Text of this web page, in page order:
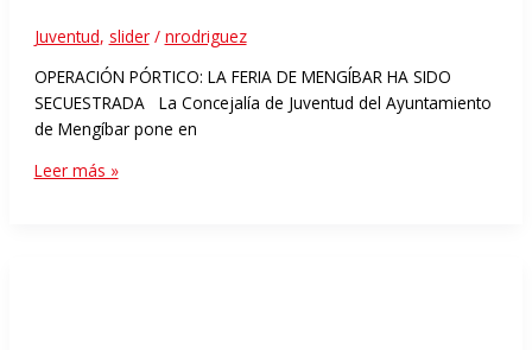
Juventud, slider/ nrodriguez
OPERACIÓN PÓRTICO: LA FERIA DE MENGÍBAR HA SIDO
SECUESTRADA La Concejalía de Juventud del Ayuntamiento
de Mengíbar pone en
Leer más »